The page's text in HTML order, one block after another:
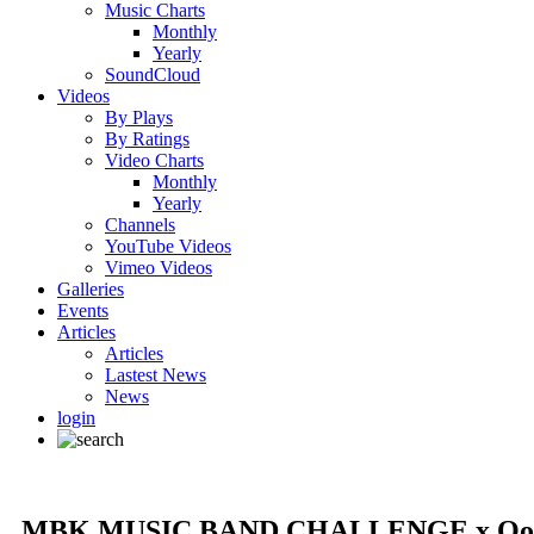
Music Charts
Monthly
Yearly
SoundCloud
Videos
By Plays
By Ratings
Video Charts
Monthly
Yearly
Channels
YouTube Videos
Vimeo Videos
Galleries
Events
Articles
Articles
Lastest News
News
login